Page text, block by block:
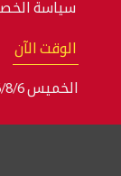
سياسة
الوقت الآن
الخميس 2026/8/6